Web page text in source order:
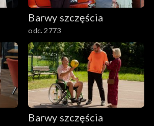
Barwy szczęścia
odc. 2773
Barwy szczęścia